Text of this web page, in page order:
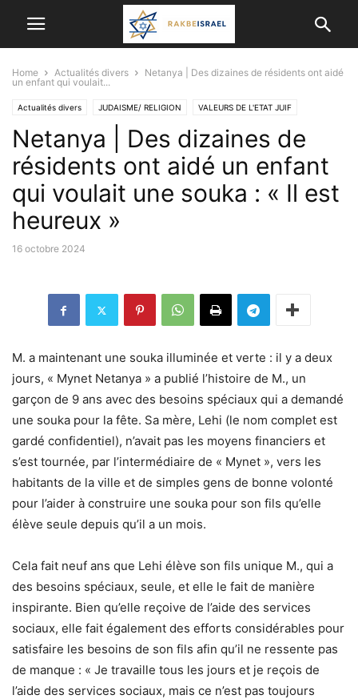
Home Actualités divers
Netanya | Des dizaines de résidents ont aidé
un enfant qui voulait...
Actualités divers JUDAISME/ RELIGION VALEURS DE L'ETAT JUIF
Netanya | Des dizaines de
résidents ont aidé un enfant
qui voulait une souka : « Il est
heureux »
16 octobre 2024
M. a maintenant une souka illuminée et verte : il y a deux
jours, « Mynet Netanya » a publié l’histoire de M., un
garçon de 9 ans avec des besoins spéciaux qui a demandé
une souka pour la fête. Sa mère, Lehi (le nom complet est
gardé confidentiel), n’avait pas les moyens financiers et
s’est tournée, par l’intermédiaire de « Mynet », vers les
habitants de la ville et de simples gens de bonne volonté
pour l’aider à construire une souka pour son fils qu’elle
élève seule depuis qu’il a un mois.
Cela fait neuf ans que Lehi élève son fils unique M., qui a
des besoins spéciaux, seule, et elle le fait de manière
inspirante. Bien qu’elle reçoive de l’aide des services
sociaux, elle fait également des efforts considérables pour
satisfaire les besoins de son fils afin qu’il ne ressente pas
de manque : « Je travaille tous les jours et je reçois de
l’aide des services sociaux, mais ce n’est pas toujours